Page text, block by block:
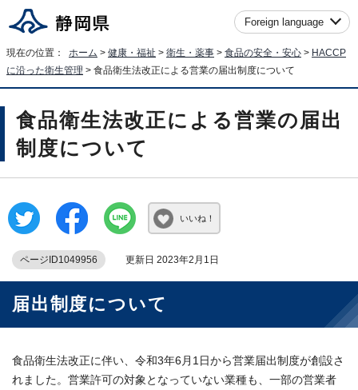
Foreign language
現在の位置： ホーム > 健康・福祉 > 衛生・薬事 > 食品の安全・安心 > HACCP
に沿った衛生管理 > 食品衛生法改正による営業の届出制度について
食品衛生法改正による営業の届出
制度について
いいね！
ページID1049956 更新日 2023年2月1日
届出制度について
食品衛生法改正に伴い、令和3年6月1日から営業届出制度が創設さ
れました。営業許可の対象となっていない業種も、一部の営業者